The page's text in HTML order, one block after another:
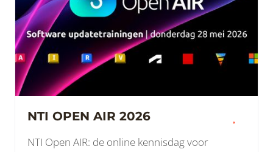
NTI OPEN AIR 2026
NTI Open AIR: de online kennisdag voor